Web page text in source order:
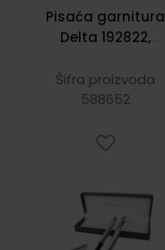
Pisaća garnitura
Delta 192822,
olovka +
nalivpero
Šifra proizvoda
588652